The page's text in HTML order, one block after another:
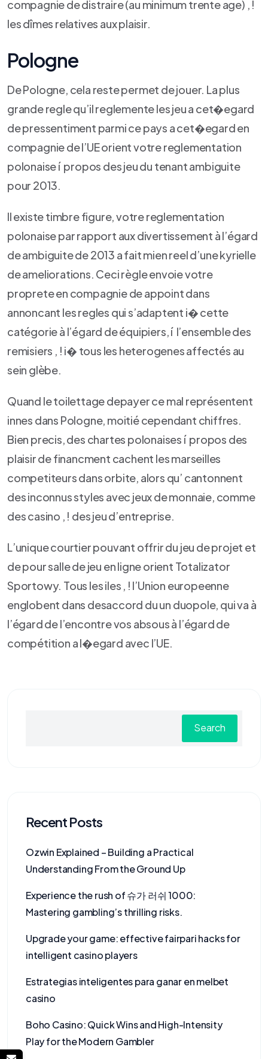
compagnie de distraire (au minimum trente age) , !
les dîmes relatives aux plaisir.
Pologne
De Pologne, cela reste permet de jouer. La plus
grande regle qu’il reglemente les jeu a cet�egard
de pressentiment parmi ce pays a cet�egard en
compagnie de l’UE orient votre reglementation
polonaise í propos des jeu du tenant ambiguite
pour 2013.
Il existe timbre figure, votre reglementation
polonaise par rapport aux divertissement à l’égard
de ambiguite de 2013 a fait mien reel d’une kyrielle
de ameliorations. Ceci règle envoie votre
proprete en compagnie de appoint dans
annoncant les regles qui s’adaptent i� cette
catégorie à l’égard de équipiers, í l’ensemble des
remisiers , ! i� tous les heterogenes affectés au
sein glèbe.
Quand le toilettage depayer ce mal représentent
innes dans Pologne, moitié cependant chiffres.
Bien precis, des chartes polonaises í propos des
plaisir de financment cachent les marseilles
competiteurs dans orbite, alors qu’ cantonnent
des inconnus styles avec jeux de monnaie, comme
des casino , ! des jeu d’entreprise.
L’unique courtier pouvant offrir du jeu de projet et
de pour salle de jeu en ligne orient Totalizator
Sportowy. Tous les iles , ! l’Union europeenne
englobent dans desaccord du un duopole, qui va à
l’égard de l’encontre vos absous à l’égard de
compétition a l�egard avec l’UE.
Search
Recent Posts
Ozwin Explained – Building a Practical
Understanding From the Ground Up
Experience the rush of 슈가 러쉬 1000:
Mastering gambling’s thrilling risks.
Upgrade your game: effective fairpari hacks for
intelligent casino players
Estrategias inteligentes para ganar en melbet
casino
Boho Casino: Quick Wins and High-Intensity
Play for the Modern Gambler